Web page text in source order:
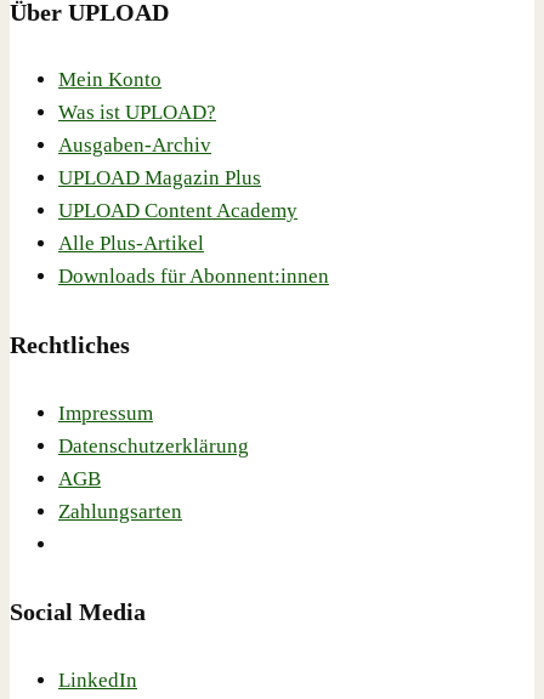
Über UPLOAD
Mein Konto
Was ist UPLOAD?
Ausgaben-Archiv
UPLOAD Magazin Plus
UPLOAD Content Academy
Alle Plus-Artikel
Downloads für Abonnent:innen
Rechtliches
Impressum
Datenschutzerklärung
AGB
Zahlungsarten
Social Media
LinkedIn